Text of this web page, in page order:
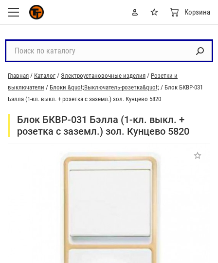
Корзина
с
к
п
о
а
Главная / Каталог / Электроустановочные изделия / Розетки и
выключатели / Блоки &quot;Выключатель-розетка&quot; / Блок БКВР-031
Бэлла (1-кл. выкл. + розетка с заземл.) зол. Кунцево 5820
Блок БКВР-031 Бэлла (1-кл. выкл. +
розетка с заземл.) зол. Кунцево 5820